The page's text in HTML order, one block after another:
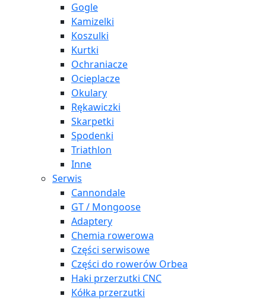
Gogle
Kamizelki
Koszulki
Kurtki
Ochraniacze
Ocieplacze
Okulary
Rękawiczki
Skarpetki
Spodenki
Triathlon
Inne
Serwis
Cannondale
GT / Mongoose
Adaptery
Chemia rowerowa
Części serwisowe
Części do rowerów Orbea
Haki przerzutki CNC
Kółka przerzutki